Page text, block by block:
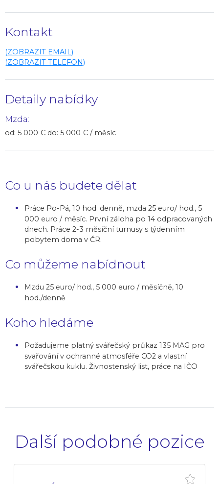
Kontakt
(ZOBRAZIT EMAIL)
(ZOBRAZIT TELEFON)
Detaily nabídky
Mzda:
od: 5 000 € do: 5 000 € / měsíc
Co u nás budete dělat
Práce Po-Pá, 10 hod. denně, mzda 25 euro/ hod., 5
000 euro / měsíc. První záloha po 14 odpracovaných
dnech. Práce 2-3 měsíční turnusy s týdenním
pobytem doma v ČR.
Co můžeme nabídnout
Mzdu 25 euro/ hod., 5 000 euro / měsíčně, 10
hod./denně
Koho hledáme
Požadujeme platný svářečský průkaz 135 MAG pro
svařování v ochranné atmosféře CO2 a vlastní
svářečskou kuklu. Živnostenský list, práce na IČO
Další podobné pozice